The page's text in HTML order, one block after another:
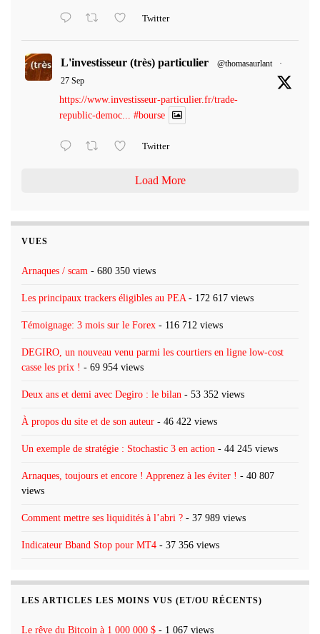
Twitter
L'investisseur (très) particulier @thomasaurlant
·
27 Sep
https://www.investisseur-particulier.fr/trade-
republic-democ... #bourse
Twitter
Load More
VUES
Arnaques / scam - 680 350 views
Les principaux trackers éligibles au PEA - 172 617 views
Témoignage: 3 mois sur le Forex - 116 712 views
DEGIRO, un nouveau venu parmi les courtiers en ligne low-cost
casse les prix ! - 69 954 views
Deux ans et demi avec Degiro : le bilan - 53 352 views
À propos du site et de son auteur - 46 422 views
Un exemple de stratégie : Stochastic 3 en action - 44 245 views
Arnaques, toujours et encore ! Apprenez à les éviter ! - 40 807
views
Comment mettre ses liquidités à l’abri ? - 37 989 views
Indicateur Bband Stop pour MT4 - 37 356 views
LES ARTICLES LES MOINS VUS (ET/OU RÉCENTS)
Le rêve du Bitcoin à 1 000 000 $ - 1 067 views